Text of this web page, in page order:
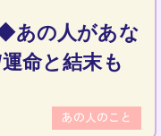
あの人のこと
あの人があな
命と結末も